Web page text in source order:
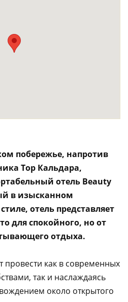
побережье, напротив
Тор Кальдара,
отель Beauty
в изысканном
отель представляет
для спокойного, но от
отдыха.
провести как в современных
так и наслаждаясь
около открытого